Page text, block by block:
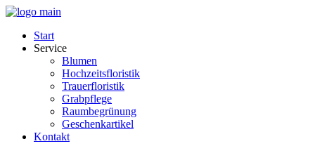
Start
Service
Blumen
Hochzeitsfloristik
Trauerfloristik
Grabpflege
Raumbegrünung
Geschenkartikel
Kontakt